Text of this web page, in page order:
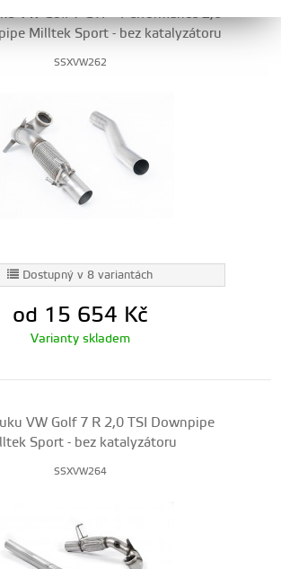
VW Golf 7 GTI + Performance 2,0
Milltek Sport - bez katalyzátoru
SSXVW262
Dostupný v 8 variantách
od 15 654 Kč
Varianty skladem
VW Golf 7 R 2,0 TSI Downpipe
Sport - bez katalyzátoru
SSXVW264